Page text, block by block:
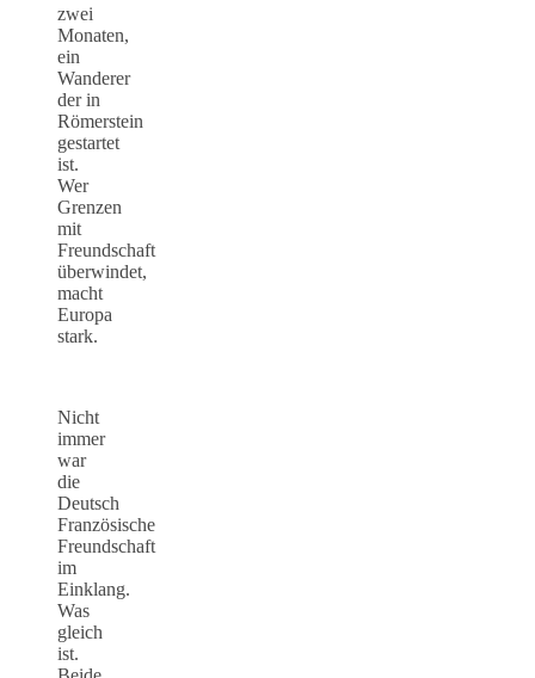
zwei
Monaten,
ein
Wanderer
der in
Römerstein
gestartet
ist.
Wer
Grenzen
mit
Freundschaft
überwindet,
macht
Europa
stark.
Nicht
immer
war
die
Deutsch
Französische
Freundschaft
im
Einklang.
Was
gleich
ist.